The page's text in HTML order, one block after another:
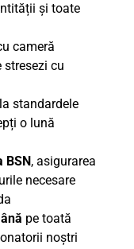
și toate
cameră
stresezi cu
la standardele
o lună
BSN, asigurarea
necesare
pe toată
noștri